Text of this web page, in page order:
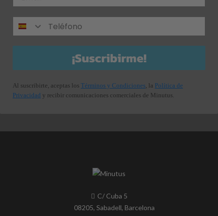
¡Suscribirme!
Al suscribirte, aceptas los Términos y Condiciones, la Política de
Privacidad y recibir comunicaciones comerciales de Minutus.
C/ Cuba 5
08205, Sabadell, Barcelona